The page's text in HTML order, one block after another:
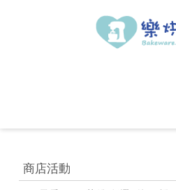
商店活動